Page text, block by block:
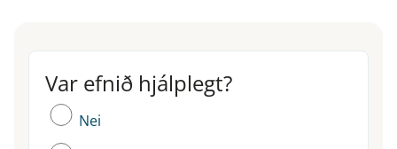
Var efnið hjálplegt?
Var efnið hjálplegt?
Nei